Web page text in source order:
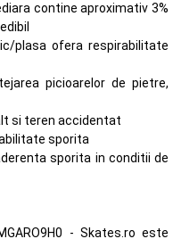
contine aproximativ 3%
plasa ofera respirabilitate
picioarelor de pietre,
si teren accidentat
sporita
sporita in conditii de
- Skates.ro este